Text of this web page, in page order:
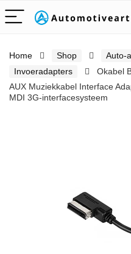
Home Shop
Auto-
Invoeradapters
Okabel
AUX Muziekkabel Interface
MDI 3G-interfacesysteem